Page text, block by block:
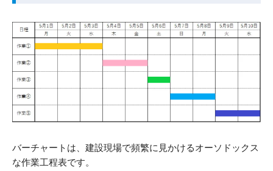
バーチャートは、建設現場で頻繁に見かけるオーソドックス
な作業工程表です。